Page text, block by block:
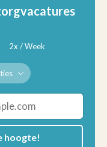
2x / Week
hoogte!